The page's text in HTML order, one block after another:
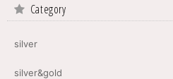
Category
silver
silver&gold